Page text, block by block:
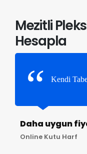
Mezitli
Hesapla
Kendi
Daha uygun
Online Kutu Harf